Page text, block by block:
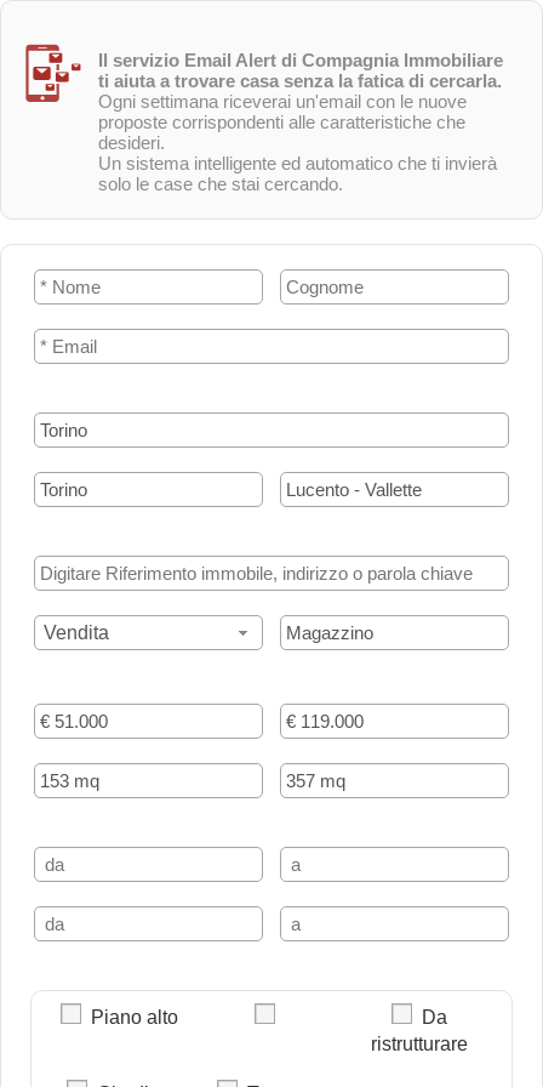
Il servizio Email Alert di Compagnia Immobiliare
ti aiuta a trovare casa senza la fatica di cercarla.
Ogni settimana riceverai un'email con le nuove
proposte corrispondenti alle caratteristiche che
desideri.
Un sistema intelligente ed automatico che ti invierà
solo le case che stai cercando.
Vendita
Piano alto
Da
ristrutturare